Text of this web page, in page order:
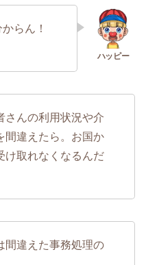
らん！
さんの利用状況や介
間違えたら。お国か
け取れなくなるんだ
間違えた事務処理の